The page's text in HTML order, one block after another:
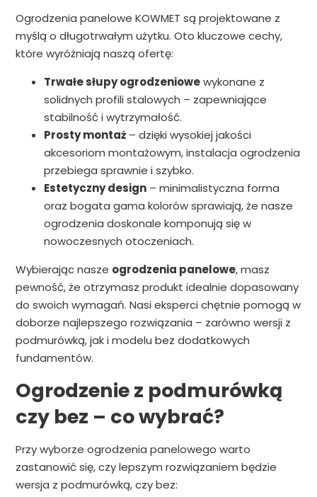
Ogrodzenia panelowe KOWMET są projektowane z
myślą o długotrwałym użytku. Oto kluczowe cechy,
które wyróżniają naszą ofertę:
Trwałe słupy ogrodzeniowewykonane z
solidnych profili stalowych – zapewniające
stabilność i wytrzymałość.
Prosty montaż– dzięki wysokiej jakości
akcesoriom montażowym, instalacja ogrodzenia
przebiega sprawnie i szybko.
Estetyczny design– minimalistyczna forma
oraz bogata gama kolorów sprawiają, że nasze
ogrodzenia doskonale komponują się w
nowoczesnych otoczeniach.
Wybierając nasze ogrodzenia panelowe, masz
pewność, że otrzymasz produkt idealnie dopasowany
do swoich wymagań. Nasi eksperci chętnie pomogą w
doborze najlepszego rozwiązania – zarówno wersji z
podmurówką, jak i modelu bez dodatkowych
fundamentów.
Ogrodzenie z podmurówką
czy bez – co wybrać?
Przy wyborze ogrodzenia panelowego warto
zastanowić się, czy lepszym rozwiązaniem będzie
wersja z podmurówką, czy bez: